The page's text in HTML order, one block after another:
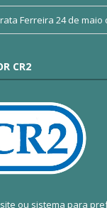
Ferreira 24 de maio
CR2
ou sistema para